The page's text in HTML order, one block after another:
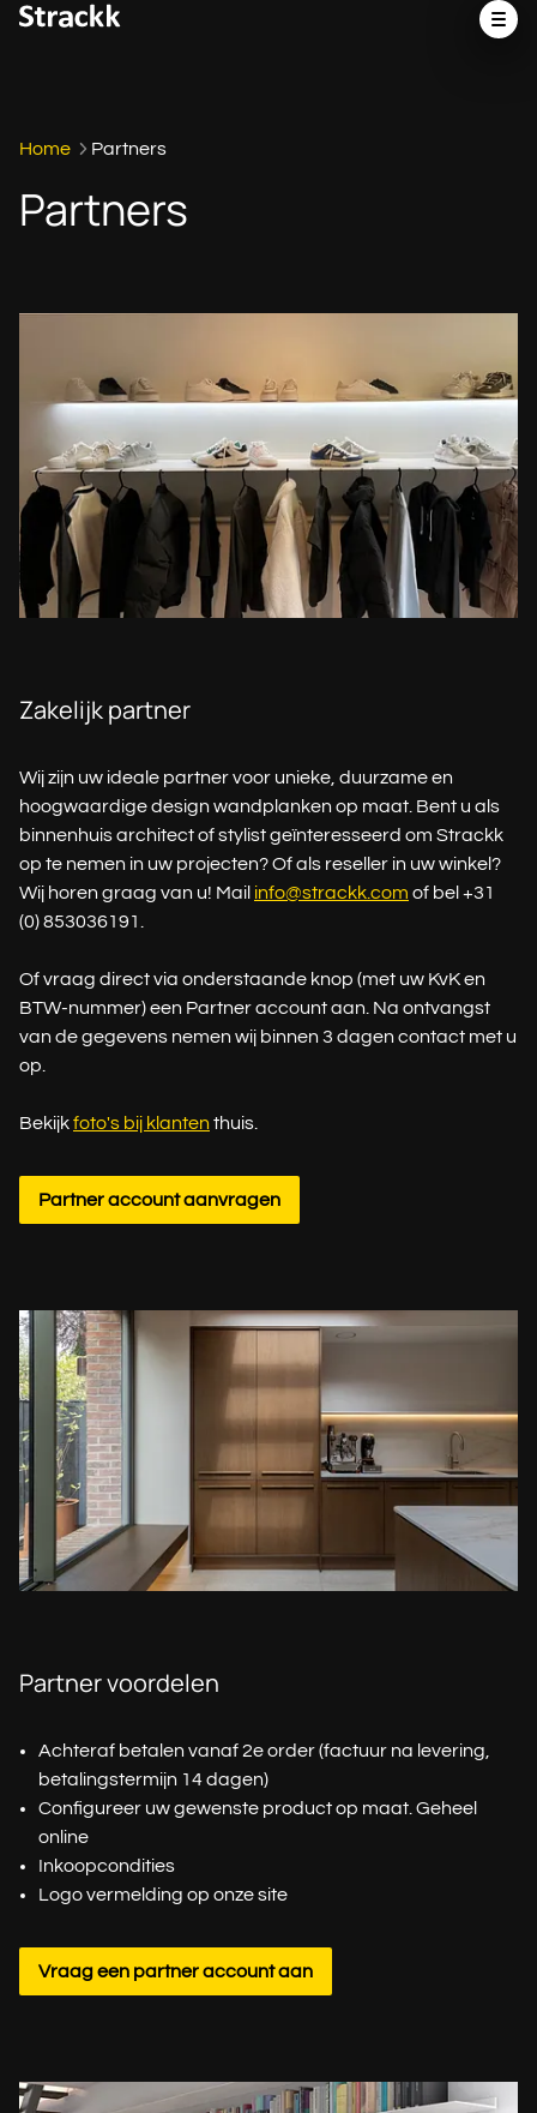
Home Partners
Partners
Zakelijk partner
Wij zijn uw ideale partner voor unieke, duurzame en
hoogwaardige design wandplanken op maat. Bent u als
binnenhuis architect of stylist geïnteresseerd om Strackk
op te nemen in uw projecten? Of als reseller in uw winkel?
Wij horen graag van u! Mail info@strackk.com of bel +31
(0) 853036191.
Of vraag direct via onderstaande knop (met uw KvK en
BTW-nummer) een Partner account aan. Na ontvangst
van de gegevens nemen wij binnen 3 dagen contact met u
op.
Bekijkfoto's bij klanten thuis.
Partner account aanvragen
Partner voordelen
Achteraf betalen vanaf 2e order (factuur na levering,
betalingstermijn 14 dagen)
Configureer uw gewenste product op maat. Geheel
online
Inkoopcondities
Logo vermelding op onze site
Vraag een partner account aan